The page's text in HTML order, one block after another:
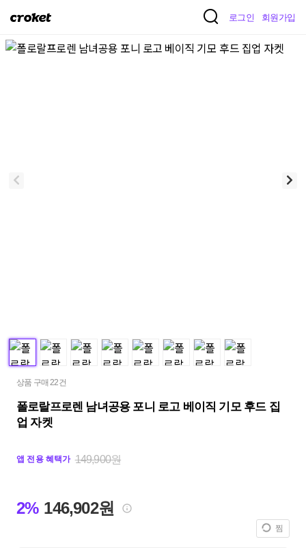
크
켓
로그인 회원가입
상품 구매 22건
폴로랄프로렌 남녀공용 포니 로고 베이직 기모 후드 집
업 자켓
앱 전용 혜택가 149,900원
2% 146,902원
찜